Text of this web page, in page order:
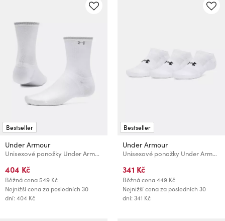
Bestseller
Under Armour
Unisexové ponožky Under Armour UA Velociti Lite 1pk Crew
404 Kč
Běžná cena549 Kč
Nejnižší cena za posledních 30
dní: 404 Kč
Bestseller
Under Armour
Unisexové ponožky Under Armour UA Performance Cotton 3pk NS
341 Kč
Běžná cena449 Kč
Nejnižší cena za posledních 30
dní: 341 Kč